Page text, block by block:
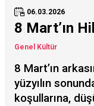
06.03.2026
8 Mart’ın
Genel Kültür
8 Mart’ın
yüzyılın
koşullarına,